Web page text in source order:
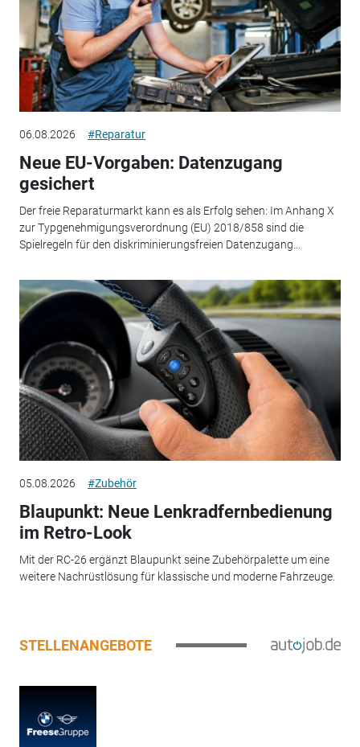
06.08.2026 #Reparatur
Neue EU-Vorgaben: Datenzugang
gesichert
Der freie Reparaturmarkt kann es als Erfolg sehen: Im Anhang X
zur Typgenehmigungsverordnung (EU) 2018/858 sind die
Spielregeln für den diskriminierungsfreien Datenzugang...
05.08.2026 #Zubehör
Blaupunkt: Neue Lenkradfernbedienung
im Retro-Look
Mit der RC-26 ergänzt Blaupunkt seine Zubehörpalette um eine
weitere Nachrüstlösung für klassische und moderne Fahrzeuge.
STELLENANGEBOTE